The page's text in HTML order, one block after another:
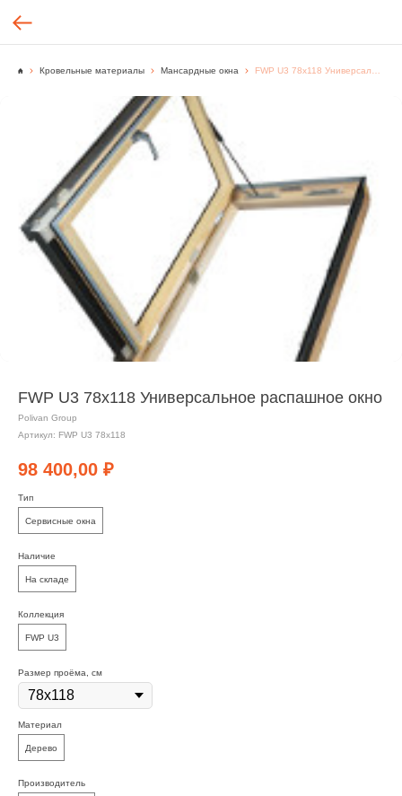
Кровельные материалы Мансардные окна
FWP U3 78х118 Универсальное распашное окно
Polivan Group
Артикул: FWP U3 78х118
98 400,00 ₽
Тип
Сервисные окна
Наличие
На складе
Коллекция
FWP U3
Размер проёма, см
Материал
Дерево
Производитель